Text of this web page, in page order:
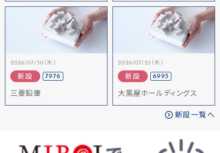
2026/07/30（木）
新設 7976
三菱鉛筆
2026/07/23（木）
新設 6993
大黒屋ホールディングス
新設一覧へ